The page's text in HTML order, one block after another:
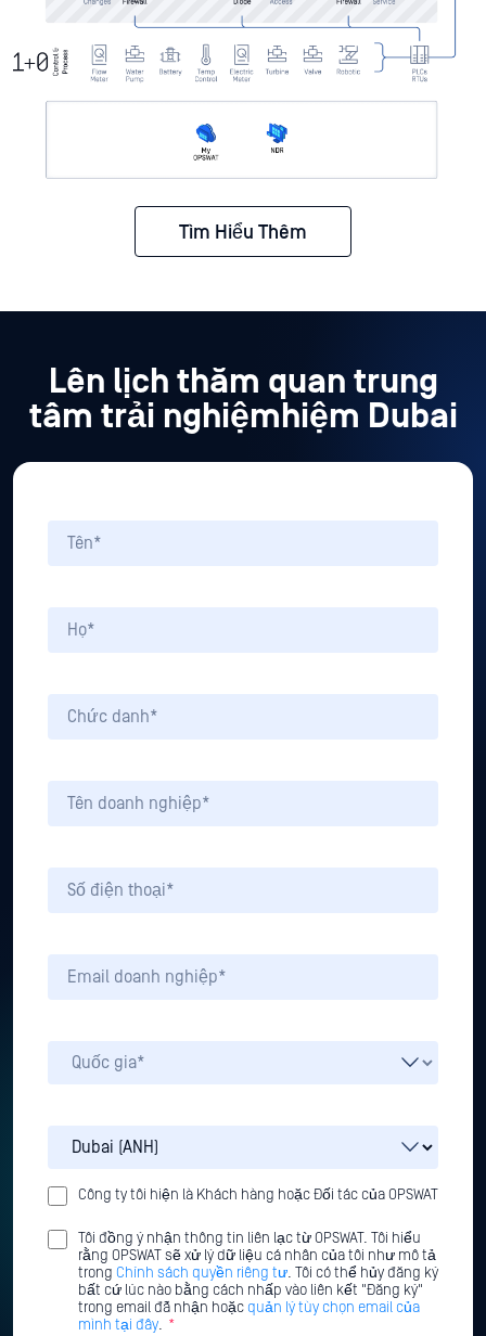
Tìm Hiểu Thêm
Lên lịch thăm quan trung
tâm trải nghiệmhiệm Dubai
Công ty tôi hiện là Khách hàng hoặc Đối tác của OPSWAT
Tôi đồng ý nhận thông tin liên lạc từ OPSWAT. Tôi hiểu
rằng OPSWAT sẽ xử lý dữ liệu cá nhân của tôi như mô tả
trong Chính sách quyền riêng tư. Tôi có thể hủy đăng ký
bất cứ lúc nào bằng cách nhấp vào liên kết "Đăng ký"
trong email đã nhận hoặc quản lý tùy chọn email của
mình tại đây. *